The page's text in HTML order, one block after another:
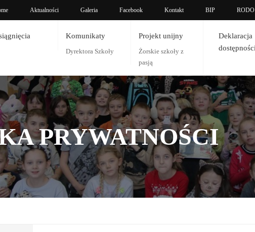
Aktualności Galeria Facebook Kontakt BIP RODO
Komunikaty
Dyrektora Szkoły
Projekt unijny
Żorskie szkoły z
pasją
Deklaracja
dostępności
PRYWATNOŚCI